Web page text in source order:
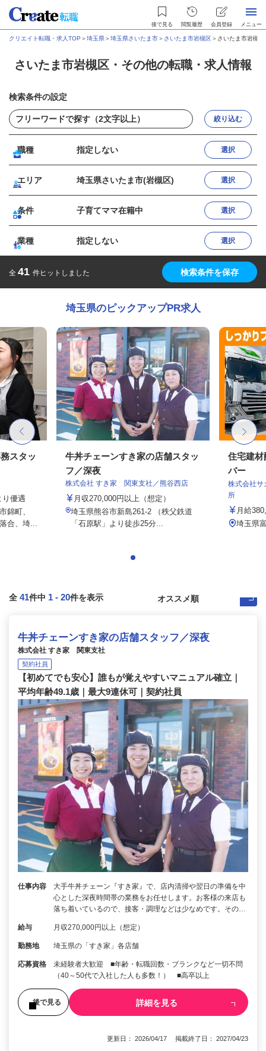
後で見る 閲覧履歴 会員登録 メニュー
クリエイト転職・求人TOP ＞埼玉県＞埼玉県さいたま市＞ さいたま市岩槻区＞ さいたま市岩槻
さいたま市岩槻区・その他の転職・求人情報
検索条件の設定
絞り込む
職種 指定しない 選択
エリア 埼玉県さいたま市(岩槻区) 選択
条件 子育てママ在籍中 選択
業種 指定しない 選択
全 41 件ヒットしました 検索条件を保存
埼玉県のピックアップPR求人
スタッ
優遇
錦町、
合、埼...
牛丼チェーンすき家の店舗スタッ
フ／深夜
株式会社 すき家 関東支社／熊谷西店
月収270,000円以上（想定）
埼玉県熊谷市新島261-2 （秩父鉄道
「石原駅」より徒歩25分...
住宅建
バー
株式会社
所
月給
埼玉県
全 41件中 1 - 20件を表示
牛丼チェーンすき家の店舗スタッフ／深夜
株式会社 すき家 関東支社
契約社員
【初めてでも安心】誰もが覚えやすいマニュアル確立｜
平均年齢49.1歳｜最大9連休可｜契約社員
仕事内容
大手牛丼チェーン『すき家』で、店内清掃や翌日の準備を中
心とした深夜時間帯の業務をお任せします。お客様の来店も
落ち着いているので、接客・調理などは少なめです。その…
給与 月収270,000円以上（想定）
勤務地 埼玉県の「すき家」各店舗
応募資格
未経験者大歓迎 ■年齢・転職回数・ブランクなど一切不問
（40～50代で入社した人も多数！） ■高卒以上
後で見る 詳細を見る
更新日： 2026/04/17 掲載終了日： 2027/04/23